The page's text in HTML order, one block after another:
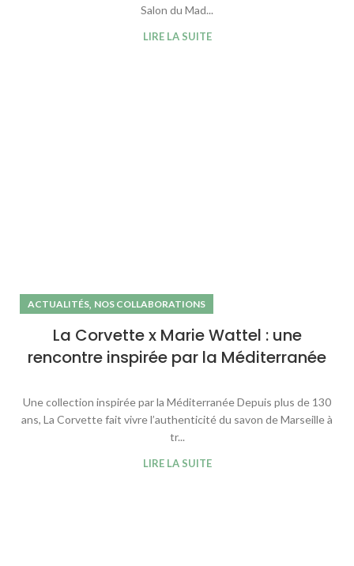
Salon du Mad...
LIRE LA SUITE
ACTUALITÉS, NOS COLLABORATIONS
La Corvette x Marie Wattel : une
rencontre inspirée par la Méditerranée
Une collection inspirée par la Méditerranée Depuis plus de 130
ans, La Corvette fait vivre l’authenticité du savon de Marseille à
tr...
LIRE LA SUITE